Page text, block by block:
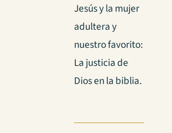
Jesús y la mujer
adultera y
nuestro favorito:
La justicia de
Dios en la biblia.